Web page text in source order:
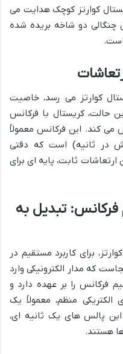
کوارتز کوچک هدایت می
چنگالی دو شاخه بریده شده
کوارتز می رسد، خاصیت
حالت، کریستال با فرکانس
می کند. این فرکانس معمولاً
(یعنی ۳۲,۷۶۸ ارتعاش در ثانیه) است که دقتی
ارتعاشات ثابت، پایه ای برای
فرکانس: تبدیل به
برای کاربرد مستقیم در
که مدار الکترونیکی وارد
فرکانس را بر عهده دارد و
منظم، معمولاً یک
پالس های یک ثانیه ای،
هستند.